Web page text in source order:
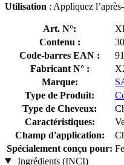
Utilisation : Appliquez
Art. N°:
Contenu :
Code-barres EAN :
Fabricant N° :
Marque:
Type de Produit:
Type de Cheveux:
Caractéristiques:
Champ d'application:
Spécialement conçu pour:
Ingrédients (INCI)